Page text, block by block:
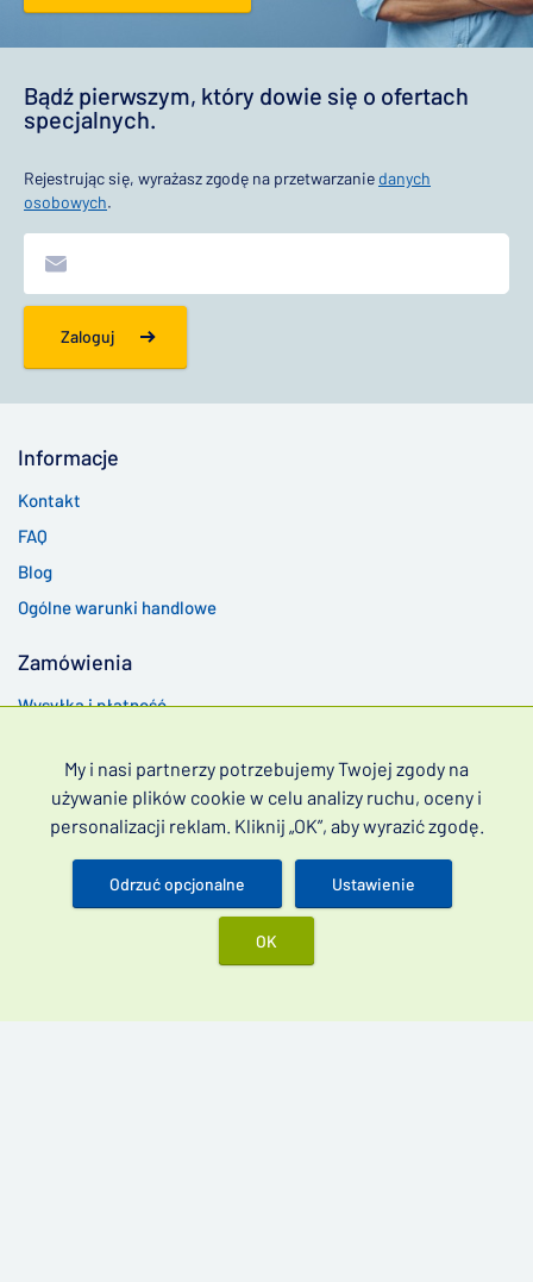
Bądź pierwszym, który dowie się o ofertach
specjalnych.
Rejestrując się, wyrażasz zgodę na przetwarzanie danych
osobowych.
Zaloguj
Informacje
Kontakt
FAQ
Blog
Ogólne warunki handlowe
Zamówienia
Wysyłka i płatność
Ochrona prywatności
Najlepsze produkty
Cenforce 200 mg
My i nasi partnerzy potrzebujemy Twojej zgody na
używanie plików cookie w celu analizy ruchu, oceny i
personalizacji reklam. Kliknij „OK”, aby wyrazić zgodę.
Odrzuć opcjonalne Ustawienie
OK